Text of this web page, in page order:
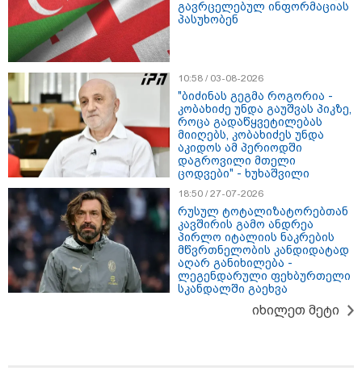
მომხდარზე მექსიკის პოლიცია
კატეგორიის ყველა სიახლე
თაზო დათუნაშვილი
ხელისუფლების
წარმომადგენლების
განცხადებებზე - 21-ე საუკუნის
სერგო ორჯონიკიძეები,
საქართველოს აბრალებენ ომის
დაწყებას, 21-ე საუკუნის სერგო
ორჯონიკიძეები ვერ და არ
ახსენებენ რუსეთს
შალვა პაპუაშვილი - ახლა
ბარამიძის ხელით გადასწვდნენ
90-იან წლებს, აფხაზეთის ომს და
იქ დაიწყეს ომის დანაშაულების
დაბრალება - საფიქრალი ის არის,
გავრცელებულ ინფორმაციას
პასუხობენ
10:58 / 03-08-2026
"ბიძინას გეგმა როგორია -
კობახიძე უნდა გაუშვას პიკზე,
როცა გადაწყვეტილებას
მიიღებს, კობახიძეს უნდა
აკიდოს ამ პერიოდში
დაგროვილი მთელი
ცოდვები" - ხუხაშვილი
18:50 / 27-07-2026
რუსულ ტოტალიზატორებთან
კავშირის გამო ანდრეა
პირლო იტალიის ნაკრების
მწვრთნელობის კანდიდატად
აღარ განიხილება -
ლეგენდარული ფეხბურთელი
სკანდალში გაეხვა
იხილეთ მეტი